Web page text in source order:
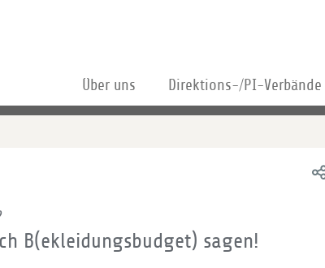
Über uns Direktions-/PI-Verbände
B(ekleidungsbudget) sagen!